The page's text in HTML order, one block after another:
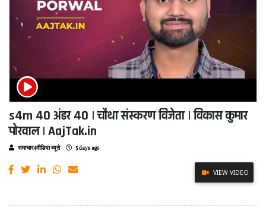
s4m 40 अंडर 40 | चौथा संस्करण विजेता | विकास कुमार
पोरवाल | AajTak.in
समाचार4मीडिया ब्यूरो 5 days ago
VIEW VIDEO